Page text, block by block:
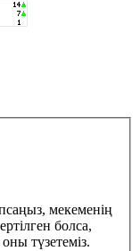
мекеменің
болса,
түзетеміз.